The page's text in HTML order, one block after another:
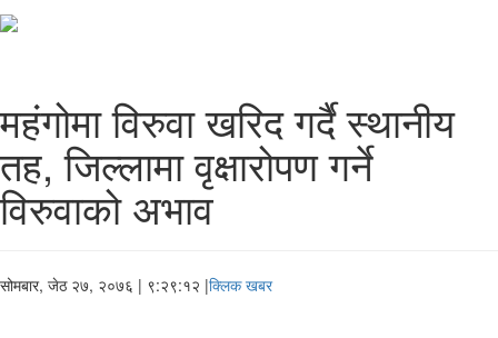
महंगोमा विरुवा खरिद गर्दै स्थानीय
तह, जिल्लामा वृक्षारोपण गर्ने
विरुवाको अभाव
सोमबार, जेठ २७, २०७६ | ९:२९:१२ |क्लिक खबर